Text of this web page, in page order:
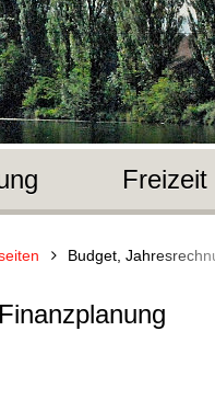
Freizeit
Budget,